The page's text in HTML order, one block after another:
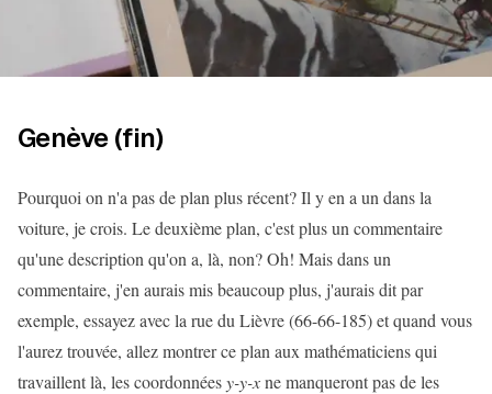
Genève (fin)
Pourquoi on n'a pas de plan plus récent? Il y en a un dans la
voiture, je crois. Le deuxième plan, c'est plus un commentaire
qu'une description qu'on a, là, non? Oh! Mais dans un
commentaire, j'en aurais mis beaucoup plus, j'aurais dit par
exemple, essayez avec la rue du Lièvre (66-66-185) et quand vous
l'aurez trouvée, allez montrer ce plan aux mathématiciens qui
travaillent là, les coordonnéesy-y-xne manqueront pas de les